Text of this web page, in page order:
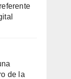
de la